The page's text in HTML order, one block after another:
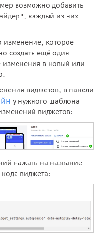
возможно добавить
каждый из них
изменение, которое
создать ещё один
в новый или
виджетов, в панели
у нужного шаблона
виджетов:
нажать на название
кода виджета: